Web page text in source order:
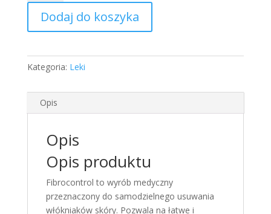
zestaw
leczenia
skory
plastry
aplikator
fibro
Dodaj do koszyka
Kategoria: Leki
Opis
Opis
Opis produktu
Fibrocontrol to wyrób medyczny
przeznaczony do samodzielnego usuwania
włókniaków skóry. Pozwala na łatwe i